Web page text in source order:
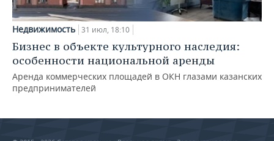
Недвижимость 31 июл, 18:10
Бизнес в объекте культурного наследия:
особенности национальной аренды
Аренда коммерческих площадей в ОКН глазами казанских
предпринимателей